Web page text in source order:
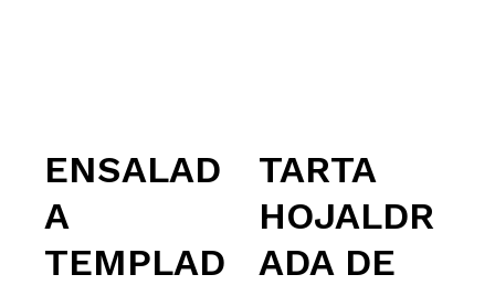
ENSALAD
A
TEMPLAD
TARTA
HOJALDR
ADA DE